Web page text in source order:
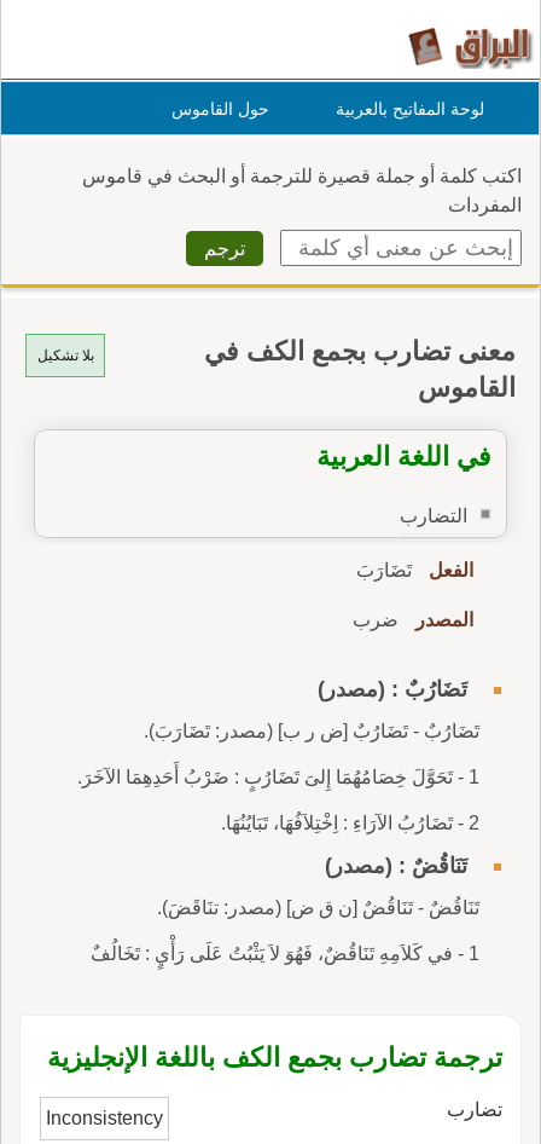
لوحة المفاتيح بالعربية حول القاموس
اكتب كلمة أو جملة قصيرة للترجمة أو البحث في قاموس
المفردات
بلا تشكيل
معنى تضارب بجمع الكف في
القاموس
في اللغة العربية
التضارب
الفعل تَضَارَبَ
المصدر ضرب
تَضَارُبٌ : (مصدر)
تَضَارُبٌ - تَضَارُبٌ [ض ر ب] (مصدر: تَضَارَبَ).
1 - تَحَوَّلَ خِصَامُهُمَا إِلىَ تَضَارُبٍ : ضَرْبُ أَحَدِهِمَا الآخَرَ.
2 - تَضَارُبُ الآرَاءِ : اِخْتِلاَفُهَا، تَبَايُنُهَا.
تَنَاقُضٌ : (مصدر)
تَنَاقُضٌ - تَنَاقُضٌ [ن ق ض] (مصدر: تنَاقَضَ).
1 - في كَلاَمِهِ تَنَاقُضٌ، فَهُوَ لاَ يَثْبُتُ عَلَى رَأْيٍ : تَخَالُفٌ
ترجمة تضارب بجمع الكف باللغة الإنجليزية
تضارب Inconsistency